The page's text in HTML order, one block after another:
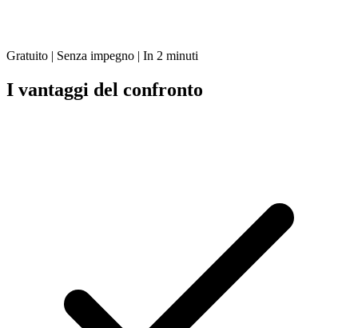
Gratuito | Senza impegno | In 2 minuti
I vantaggi del confronto